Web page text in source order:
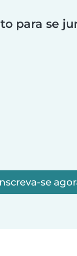
para se
se